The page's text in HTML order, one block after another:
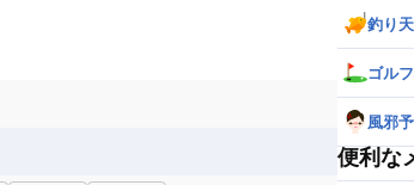
釣り
ゴル
風邪
便利な